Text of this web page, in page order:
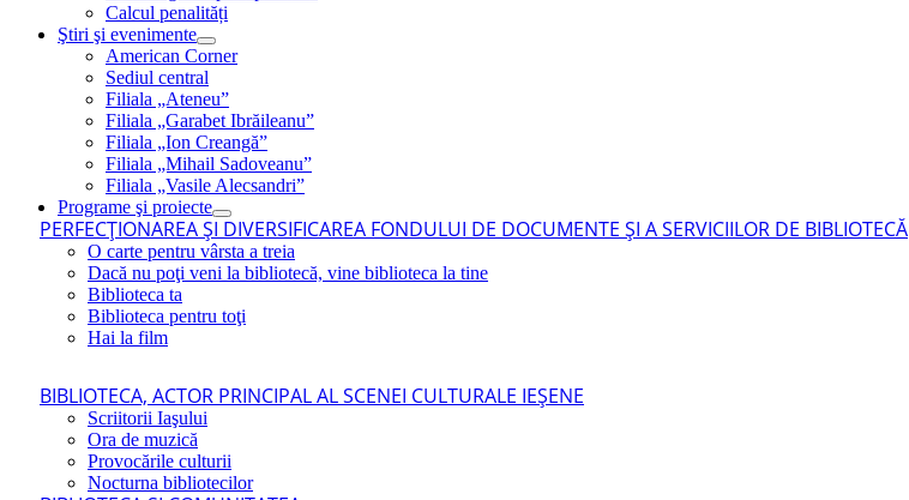
Calcul penalități
Ştiri şi evenimente
American Corner
Sediul central
Filiala „Ateneu”
Filiala „Garabet Ibrăileanu”
Filiala „Ion Creangă”
Filiala „Mihail Sadoveanu”
Filiala „Vasile Alecsandri”
Programe şi proiecte
PERFECŢIONAREA ŞI DIVERSIFICAREA FONDULUI DE DOCUMENTE ŞI A SERVICIILOR DE BIBLIOTECĂ
O carte pentru vârsta a treia
Dacă nu poţi veni la bibliotecă, vine biblioteca la tine
Biblioteca ta
Biblioteca pentru toţi
Hai la film
BIBLIOTECA, ACTOR PRINCIPAL AL SCENEI CULTURALE IEŞENE
Scriitorii Iaşului
Ora de muzică
Provocările culturii
Nocturna bibliotecilor